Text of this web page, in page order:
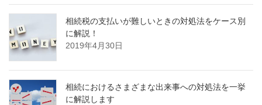
相続税の支払いが難しいときの対処法をケース別
に解説！
2019年4月30日
相続におけるさまざまな出来事への対処法を一挙
に解説します